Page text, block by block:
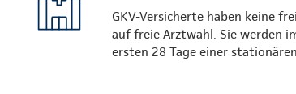
GKV-Versicherte haben keine
auf freie Arztwahl. Sie werden
ersten 28 Tage einer